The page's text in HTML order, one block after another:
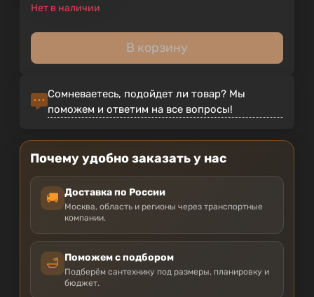
Нет в наличии
В корзину
Сомневаетесь, подойдет ли товар? Мы
поможем и ответим на все вопросы!
Почему удобно заказать у нас
🚚 Доставка по России
Москва, область и регионы через транспортные
компании.
🛁 Поможем с подбором
Подберём сантехнику под размеры, планировку и
бюджет.